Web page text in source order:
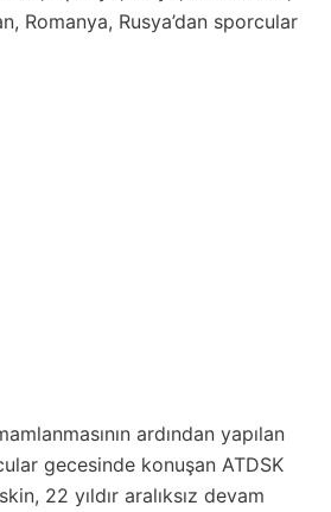
Romanya, Rusya’dan sporcular
ardından yapılan
gecesinde konuşan ATDSK
22 yıldır aralıksız devam